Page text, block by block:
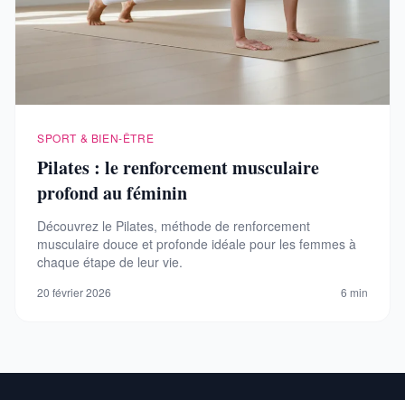
SPORT & BIEN-ÊTRE
Pilates : le renforcement musculaire
profond au féminin
Découvrez le Pilates, méthode de renforcement
musculaire douce et profonde idéale pour les femmes à
chaque étape de leur vie.
20 février 2026 6 min